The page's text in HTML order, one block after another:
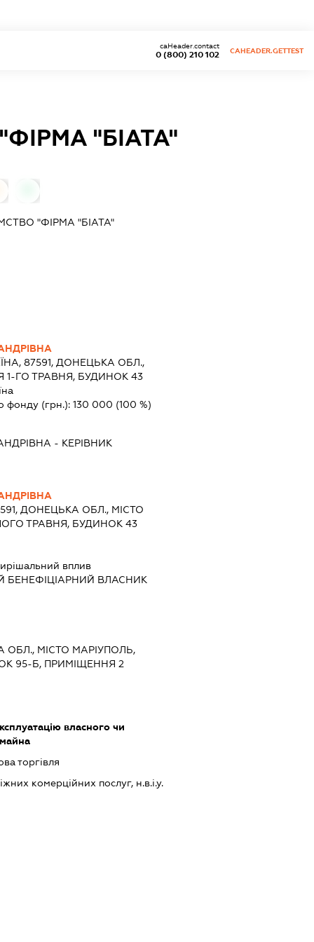
0 (800) 210 102
caHeader.contact
CAHEADER.GETTEST
"БІАТА"
"ФІРМА "БІАТА"
87591, ДОНЕЦЬКА ОБЛ.,
1-ГО ТРАВНЯ, БУДИНОК 43
фонду (грн.): 130 000 (100 %)
- КЕРІВНИК
ДОНЕЦЬКА ОБЛ., МІСТО
ТРАВНЯ, БУДИНОК 43
вплив
БЕНЕФІЦІАРНИЙ ВЛАСНИК
ОБЛ., МІСТО МАРІУПОЛЬ,
95-Б, ПРИМІЩЕННЯ 2
власного чи
торгівля
комерційних послуг, н.в.і.у.